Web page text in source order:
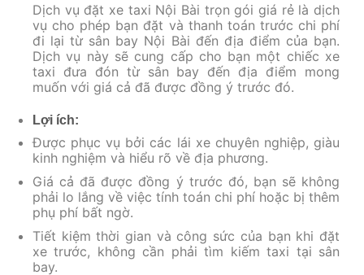
Dịch vụ đặt xe taxi Nội Bài trọn gói giá rẻ là dịch
vụ cho phép bạn đặt và thanh toán trước chi phí
đi lại từ sân bay Nội Bài đến địa điểm của bạn.
Dịch vụ này sẽ cung cấp cho bạn một chiếc xe
taxi đưa đón từ sân bay đến địa điểm mong
muốn với giá cả đã được đồng ý trước đó.
Lợi ích:
Được phục vụ bởi các lái xe chuyên nghiệp, giàu
kinh nghiệm và hiểu rõ về địa phương.
Giá cả đã được đồng ý trước đó, bạn sẽ không
phải lo lắng về việc tính toán chi phí hoặc bị thêm
phụ phí bất ngờ.
Tiết kiệm thời gian và công sức của bạn khi đặt
xe trước, không cần phải tìm kiếm taxi tại sân
bay.